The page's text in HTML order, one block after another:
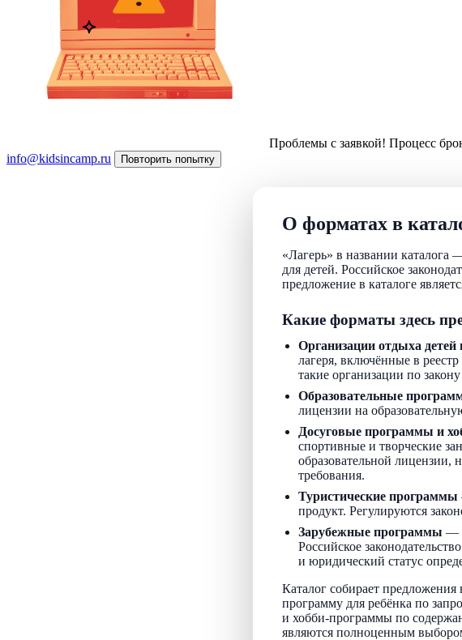
Проблемы с заявкой! Процесс
info@kidsincamp.ru
Повторить попытку
О форматах в
«Лагерь» в названии
для детей. Российское
предложение в каталоге
Какие форматы здесь
Организации отдыха
лагеря, включённые в
такие организации по
Образовательные
лицензии на
Досуговые программы и
спортивные и творческие
образовательной
требования.
Туристические программы
продукт. Регулируются
Зарубежные программы —
Российское
и юридический статус
Каталог собирает
программу для ребёнка по
и хобби-программы по
являются полноценным